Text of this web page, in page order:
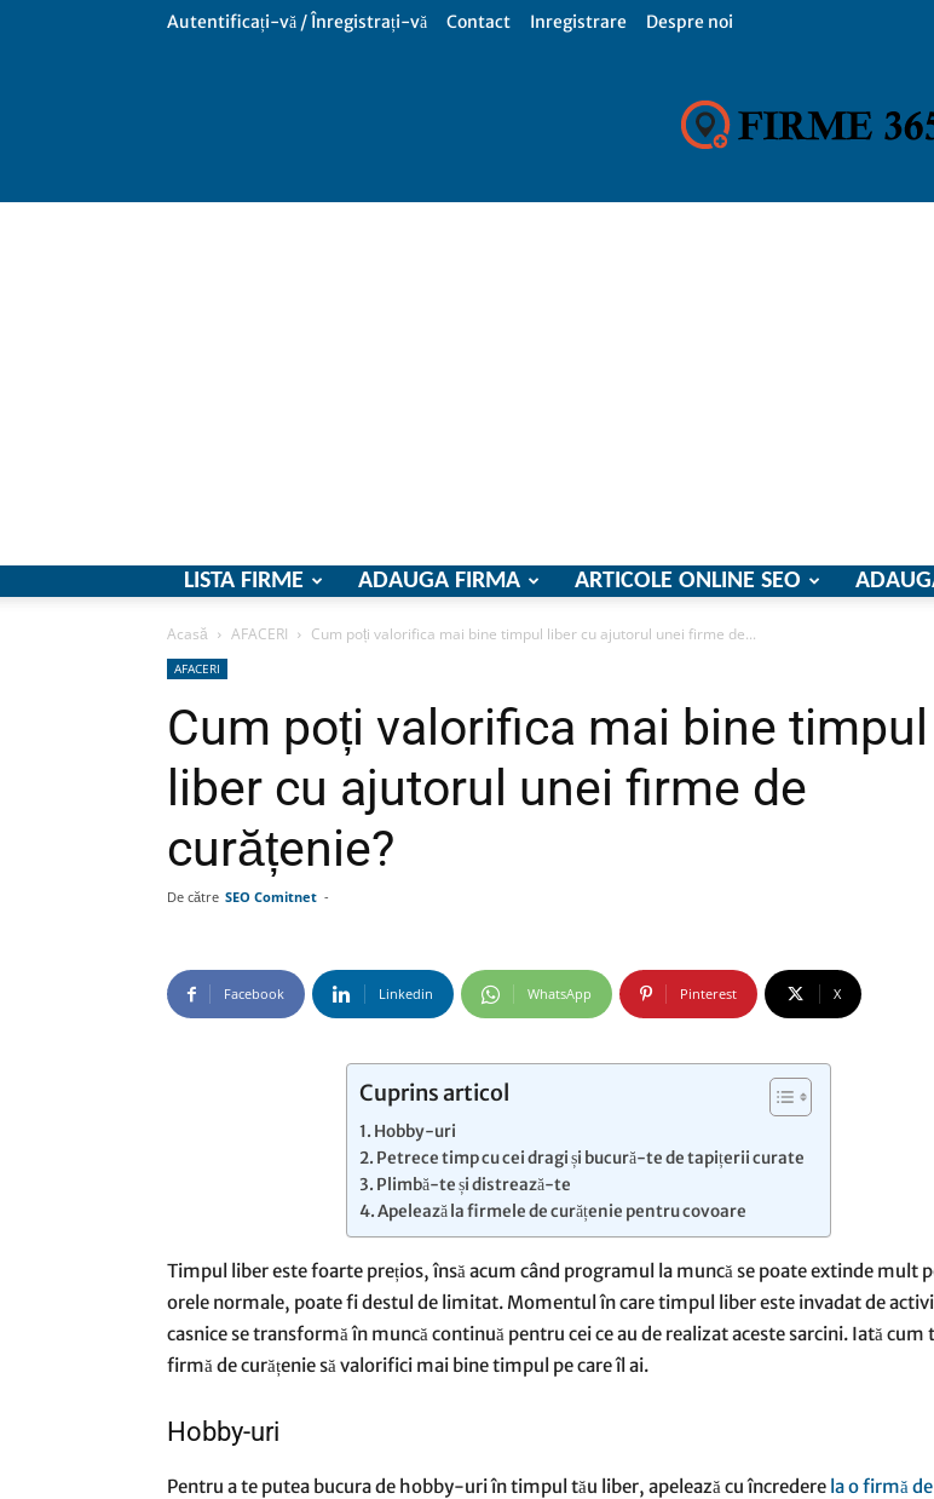
Autentificați-vă / Înregistrați-vă Contact Inregistrare Despre noi
comunicate
presa
LISTA FIRME ADAUGA FIRMA ARTICOLE ONLINE SEO
Acasă AFACERI Cum poți valorifica mai bine timpul liber cu ajutorul unei firme de...
AFACERI
Cum poți valorifica mai bine timpul
liber cu ajutorul unei firme de
curățenie?
De către SEO Comitnet -
Facebook Linkedin WhatsApp Pinterest X
Cuprins articol
Hobby-uri
Petrece timp cu cei dragi și bucură-te de tapițerii curate
Plimbă-te și distrează-te
Apelează la firmele de curățenie pentru covoare
Timpul liber este foarte prețios, însă acum când programul la muncă se poate extinde mult
orele normale, poate fi destul de limitat. Momentul în care timpul liber este invadat de
casnice se transformă în muncă continuă pentru cei ce au de realizat aceste sarcini. Iată cum
firmă de curățenie să valorifici mai bine timpul pe care îl ai.
Hobby-uri
Pentru a te putea bucura de hobby-uri în timpul tău liber, apelează cu încredere la o firmă de